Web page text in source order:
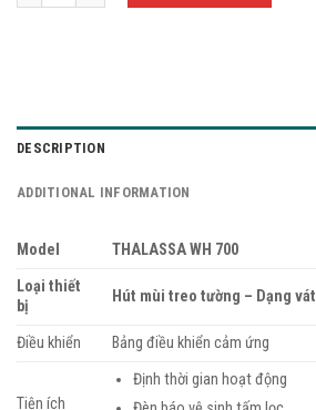
DESCRIPTION
ADDITIONAL INFORMATION
Model
THALASSA WH 700
Loại thiết
bị
Hút mùi treo tường – Dạng vát
Điều khiển Bảng điều khiển cảm ứng
Tiện ích
Định thời gian hoạt động